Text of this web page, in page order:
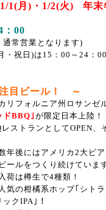
1(月)・1/2(火) 年末
) 年
：00
常営業となります)
祝日)は15：00～24：
目ビール！ ～
リフォルニア州ロサンゼ
ドBBQ｣ が限定日本上陸！
ストランとしてOPEN、
年後にはアメリカ2大ビ
ールをつくり続けていま
荷は樽生で4種類！
気の柑橘系ホップ｢シト
クIPA｣！